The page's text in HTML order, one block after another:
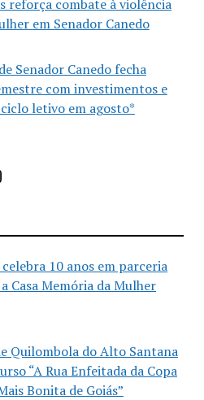
reforça combate à violência
em Senador Canedo
Senador Canedo fecha
com investimentos e
letivo em agosto*
de Goiás
10 anos em parceria
Casa Memória da Mulher
Quilombola do Alto Santana
“A Rua Enfeitada da Copa
Bonita de Goiás”